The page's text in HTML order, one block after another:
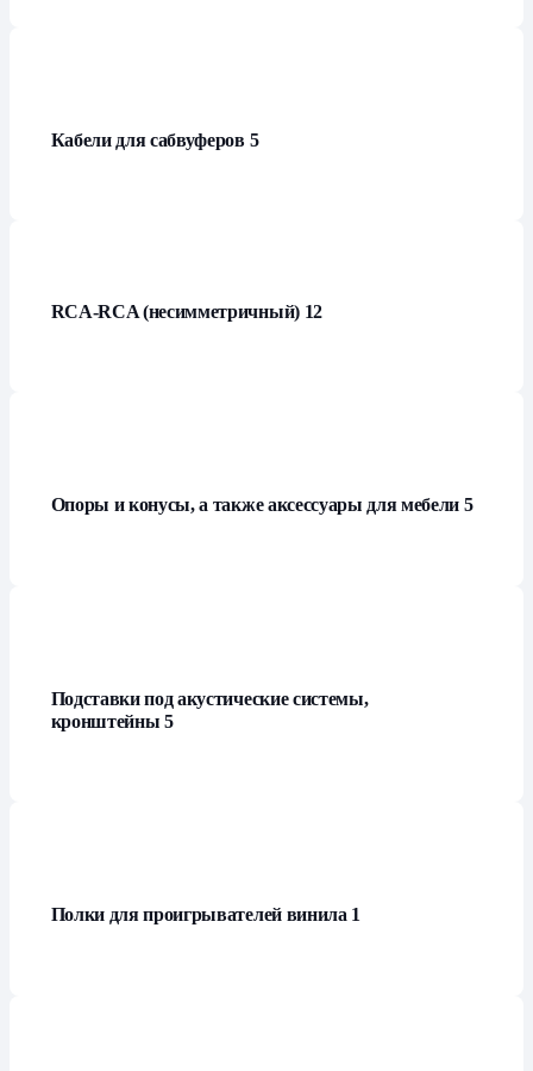
Кабели для сабвуферов 5
RCA-RCA (несимметричный) 12
Опоры и конусы, а также аксессуары для мебели 5
Подставки под акустические системы,
кронштейны5
Полки для проигрывателей винила 1